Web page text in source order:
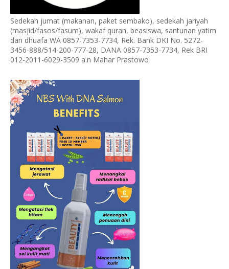
Sedekah jumat (makanan, paket sembako), sedekah jariyah
(masjid/fasos/fasum), wakaf quran, beasiswa, santunan yatim
dan dhuafa WA 0857-7353-7734, Rek. Bank DKI No. 5272-
3456-888/514-200-777-28, DANA 0857-7353-7734, Rek BRI
012-2011-6029-3509 a.n Mahar Prastowo